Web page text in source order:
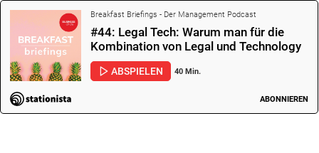
Breakfast Briefings - Der Management Podcast
#44: Legal Tech: Warum man für die
Kombination von Legal und Technology
kein Nerd sein muss. Interview mit
Katharina Bis…
ABSPIELEN 40 Min.
ABONNIEREN